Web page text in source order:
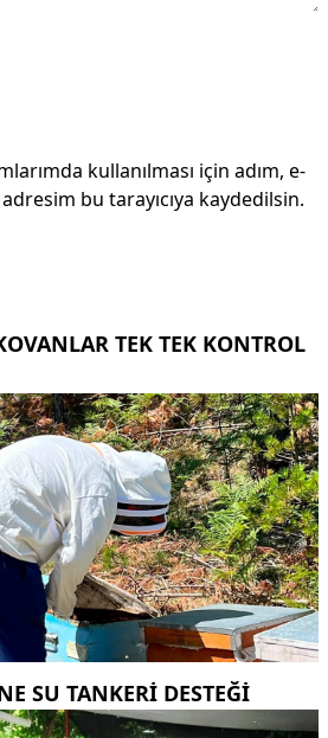
kullanılması için adım, e-
bu tarayıcıya kaydedilsin.
TEK TEK KONTROL
SU TANKERİ DESTEĞİ